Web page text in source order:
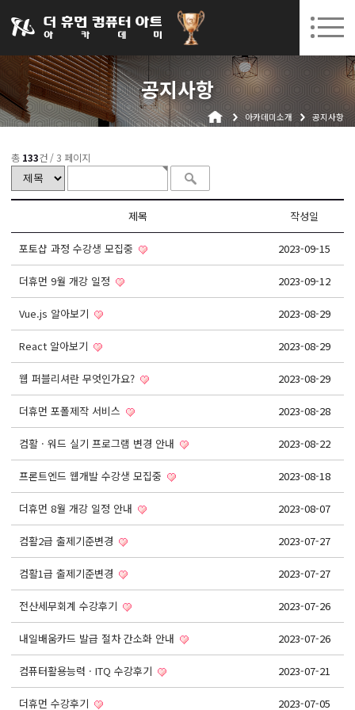
031-252-7277 수원캠퍼스 개강 08. 12.(수)
회원가입 고객센터
공지사항
아카데미소개 공지사항
총 133건 /3 페이지
제목 작성일
포토샵 과정 수강생 모집중 2023-09-15
더휴먼 9월 개강 일정 2023-09-12
Vue.js 알아보기 2023-08-29
React 알아보기 2023-08-29
웹 퍼블리셔란 무엇인가요? 2023-08-29
더휴먼 포폴제작 서비스 2023-08-28
컴활 · 워드 실기 프로그램 변경 안내 2023-08-22
프론트엔드 웹개발 수강생 모집중 2023-08-18
더휴먼 8월 개강 일정 안내 2023-08-07
컴활2급 출제기준변경 2023-07-27
컴활1급 출제기준변경 2023-07-27
전산세무회계 수강후기 2023-07-26
내일배움카드 발급 절차 간소화 안내 2023-07-26
컴퓨터활용능력 · ITQ 수강후기 2023-07-21
더휴먼 수강후기 2023-07-05
아카데미소개
인사말
시설안내
오시는길
공지사항
국비지원 무료교육
생성형AI
실업자
BIM 건축설계 및 실내건축설계(캐드(CAD),맥스(MAX),레빗(REVIT))실무자 양성과정
React, Veu 프레임워크 기반 프론트엔드 개발 양성 지원
반응형/웹퍼블리셔/프론트엔드 웹개발자(웹디자인)
반응형/웹퍼블리셔/프론트엔드 웹개발자(웹디자인기능사 과정평가형)
자바(Java)기반 JSP/스프링 웹개발자(정보처리산업기사)(과정평가형)
디지털컨버전스 자바(JAVA)개발자(전자정부 프레임워크/SPRING)
전산세무회계 자격취득과정[전산회계1급/전산세무2급/FAT1급/TAT2급]
컴퓨터활용능력2급(필기+실기) 및 ITQ자격증 취득(한글,엑셀,파워포인트)
직업상담사 2급 (필기+실기) 자격증 취득과정
재직자/일반
일러스트 자격증 취득과정(GTQi 1급)
전산회계 1급 / FAT 1급 자격증 취득과정